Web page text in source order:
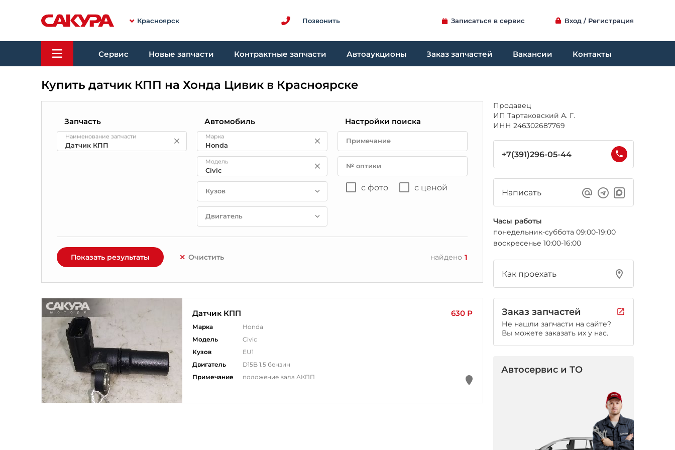
Красноярск Позвонить Записаться в сервис Вход / Регистрация
Сервис Новые запчасти Контрактные запчасти Автоаукционы Заказ запчастей Вакансии Контакты
Купить датчик КПП на Хонда Цивик в Красноярске
Запчасть
Наименование запчасти
Автомобиль
Марка
Модель
Кузов
Двигатель
Настройки поиска
Примечание
№ оптики
с фото с ценой
Показать результаты Очистить найдено 1
Датчик КПП 630 Р
Марка
Honda
Модель
Civic
Кузов
EU1
Двигатель
D15B 1.5 бензин
Примечание
положение вала АКПП
Продавец
ИП Тартаковский А. Г.
ИНН 246302687769
+7(391)296-05-44
Написать
Часы работы
понедельник-суббота 09:00-19:00
воскресенье 10:00-16:00
Как проехать
Заказ запчастей
Не нашли запчасти на сайте?
Вы можете заказать их у нас.
Автосервис и ТО